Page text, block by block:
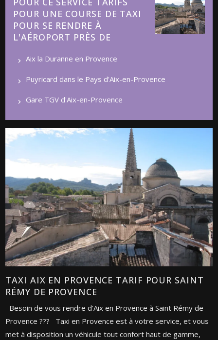
POUR UNE COURSE DE TAXI
POUR SE RENDRE À
L'AÉROPORT PRÈS DE
Aix la Duranne en Provence
Puyricard dans le Pays d'Aix-en-Provence
Gare TGV d'Aix-en-Provence
TAXI AIX EN PROVENCE TARIF POUR SAINT
RÉMY DE PROVENCE
Besoin de vous rendre d'Aix en Provence à Saint Rémy de
Provence ??? Taxi en Provence est à votre service, et vous
met à disposition un véhicule tout confort haut de gamme,